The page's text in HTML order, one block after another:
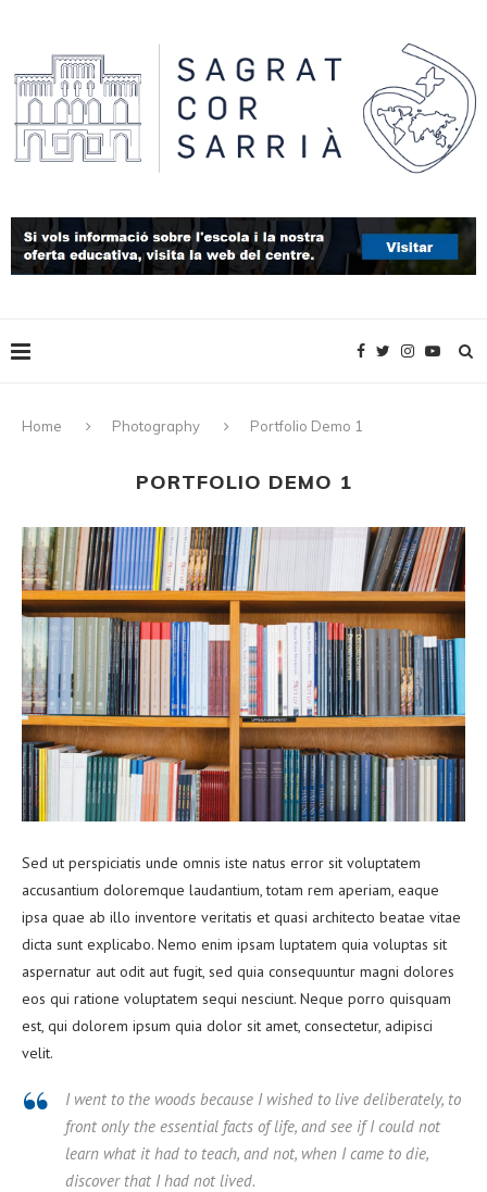
Home Photography Portfolio Demo 1
PORTFOLIO DEMO 1
Sed ut perspiciatis unde omnis iste natus error sit voluptatem
accusantium doloremque laudantium, totam rem aperiam, eaque
ipsa quae ab illo inventore veritatis et quasi architecto beatae vitae
dicta sunt explicabo. Nemo enim ipsam luptatem quia voluptas sit
aspernatur aut odit aut fugit, sed quia consequuntur magni dolores
eos qui ratione voluptatem sequi nesciunt. Neque porro quisquam
est, qui dolorem ipsum quia dolor sit amet, consectetur, adipisci
velit.
I went to the woods because I wished to live deliberately, to
front only the essential facts of life, and see if I could not
learn what it had to teach, and not, when I came to die,
discover that I had not lived.